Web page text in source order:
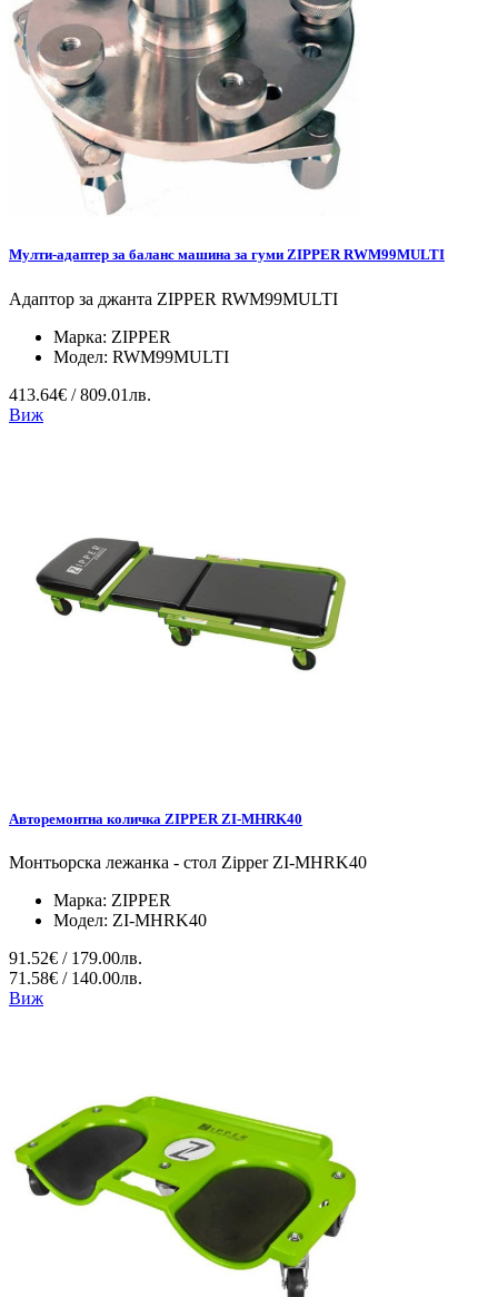
Мулти-адаптер за баланс машина за гуми ZIPPER RWM99MULTI
Адаптор за джанта ZIPPER RWM99MULTI
Марка: ZIPPER
Модел: RWM99MULTI
413.64€ / 809.01лв.
Виж
Авторемонтна количка ZIPPER ZI-MHRK40
Монтьорска лежанка - стол Zipper ZI-MHRK40
Марка: ZIPPER
Модел: ZI-MHRK40
91.52€ / 179.00лв.
71.58€ / 140.00лв.
Виж